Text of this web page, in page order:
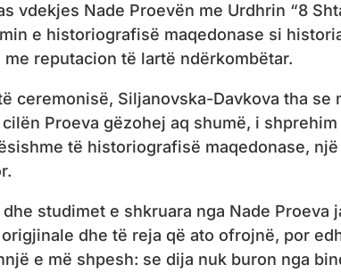
vdekjes Nade Proevën me Urdhrin “8
e historiografisë maqedonase si
reputacion të lartë ndërkombëtar.
ceremonisë, Siljanovska-Davkova tha se
cilën Proeva gëzohej aq shumë, i
të historiografisë maqedonase,
studimet e shkruara nga Nade Proeva
dhe të reja që ato ofrojnë, por
e më shpesh: se dija nuk buron nga